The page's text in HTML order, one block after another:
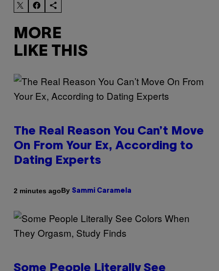
MORE
LIKE THIS
The Real Reason You Can’t Move
On From Your Ex, According to
Dating Experts
2 minutes agoBy Sammi Caramela
Some People Literally See